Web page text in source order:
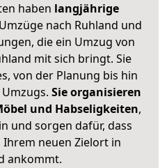
haben langjährige
nach Ruhland und
die ein Umzug von
mit sich bringt. Sie
von der Planung bis hin
Sie organisieren
und Habseligkeiten,
und sorgen dafür, dass
neuen Zielort in
ankommt.